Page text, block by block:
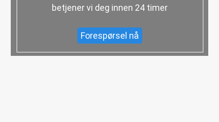
betjener vi deg innen 24 timer
Forespørsel nå